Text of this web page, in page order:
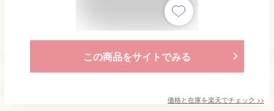
この商品をサイトでみる
価格と在庫を楽天でチェック >>